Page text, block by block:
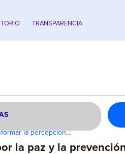
TRANSPARENCIA
la percepción…
la paz y la